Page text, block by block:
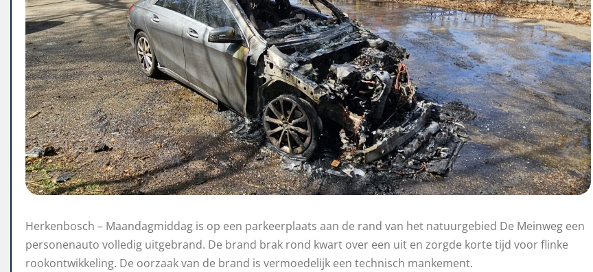
Herkenbosch – Maandagmiddag is op een parkeerplaats aan de rand van het natuurgebied De Meinweg een
personenauto volledig uitgebrand. De brand brak rond kwart over een uit en zorgde korte tijd voor flinke
rookontwikkeling. De oorzaak van de brand is vermoedelijk een technisch mankement.